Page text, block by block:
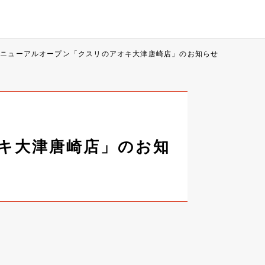
ューアルオープン「クスリのアオキ大津唐崎店」のお知らせ
大津唐崎店」のお知